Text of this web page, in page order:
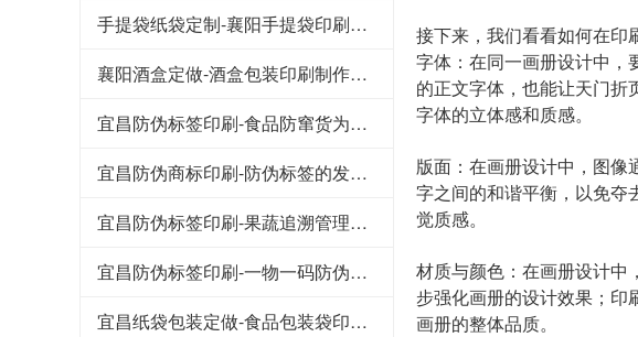
手提袋纸袋定制-襄阳手提袋印刷需要了解的几个要点
襄阳酒盒定做-酒盒包装印刷制作标准
宜昌防伪标签印刷-食品防窜货为企业带来的好处
宜昌防伪商标印刷-防伪标签的发展趋势
宜昌防伪标签印刷-果蔬追溯管理系统保证食物品质
宜昌防伪标签印刷-一物一码防伪标签带给企业的收益
宜昌纸袋包装定做-食品包装袋印刷需要注意的三个细节
接下来，我们看看如何在印
字体：在同一画册设计中，
的正文字体，也能让天门折
字体的立体感和质感。
版面：在画册设计中，图像
字之间的和谐平衡，以免夺
觉质感。
材质与颜色：在画册设计中
步强化画册的设计效果；
画册的整体品质。